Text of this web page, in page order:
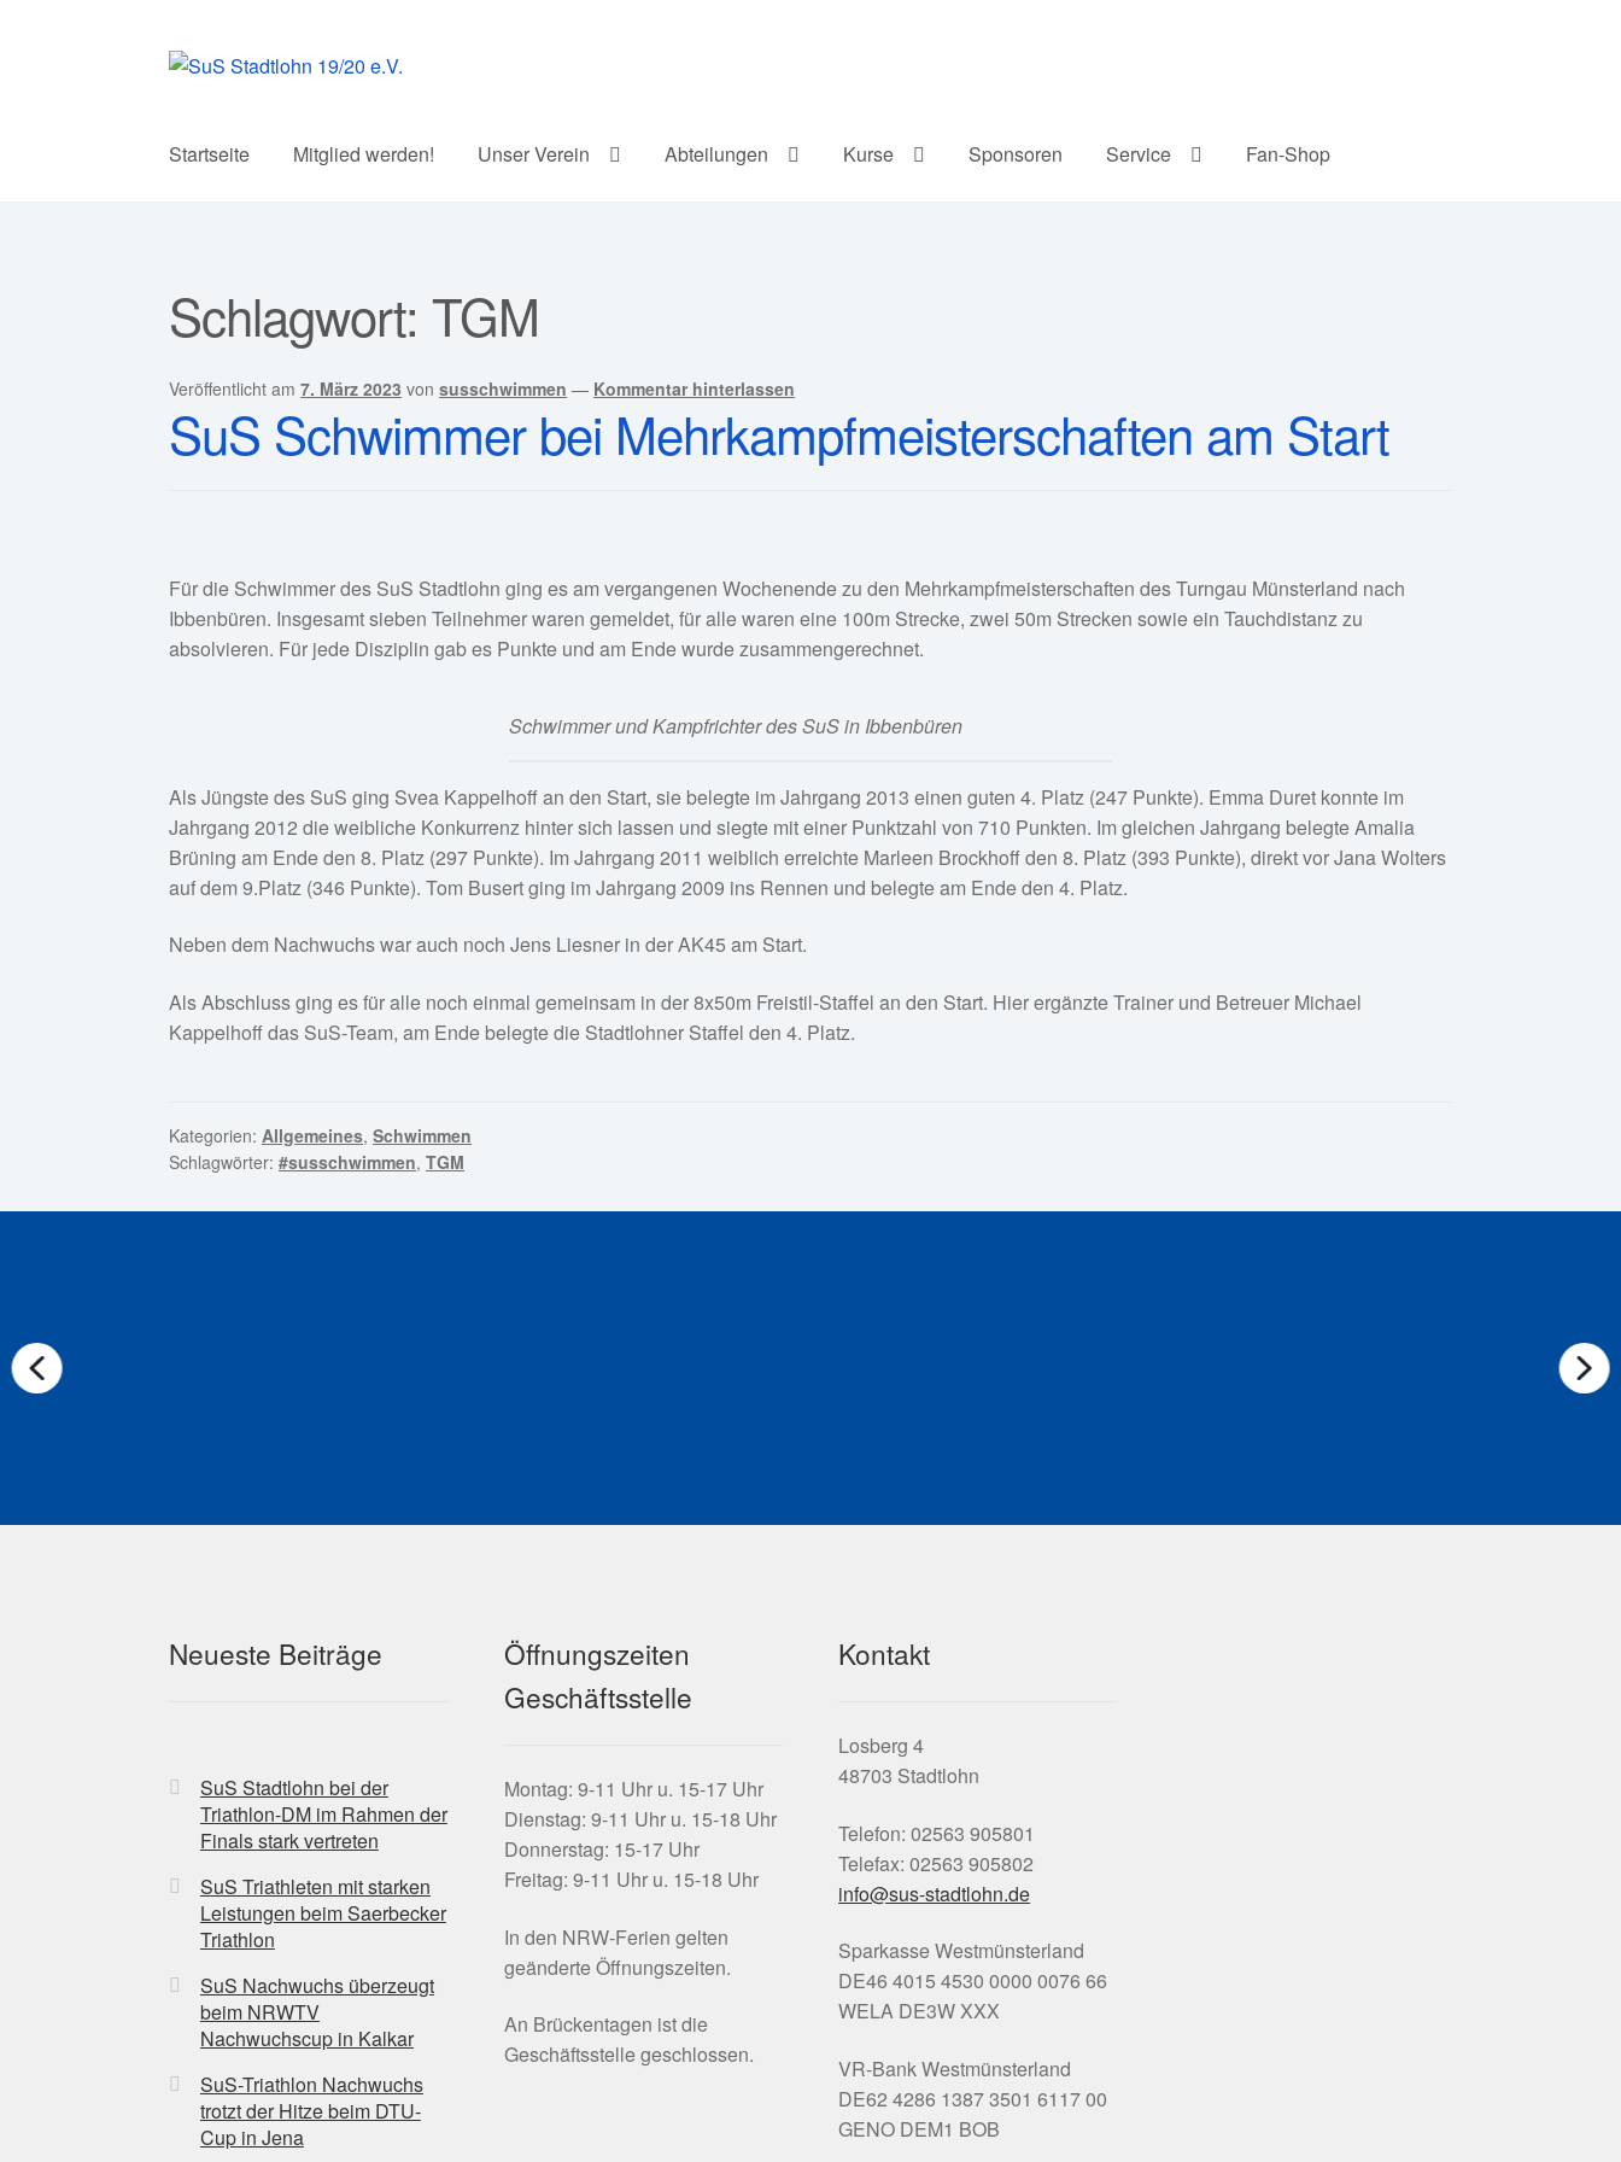
Zur
Zum
Startseite
Mitglied werden! Unser Verein Abteilungen Kurse Sponsoren Service Fan-Shop
Schlagwort: TGM
Veröffentlicht am7. März 2023 vonsusschwimmen — Kommentar hinterlassen
SuS Schwimmer bei Mehrkampfmeisterschaften am Start
Für die Schwimmer des SuS Stadtlohn ging es am vergangenen Wochenende zu den Mehrkampfmeisterschaften des Turngau Münsterland nach
Ibbenbüren. Insgesamt sieben Teilnehmer waren gemeldet, für alle waren eine 100m Strecke, zwei 50m Strecken sowie ein Tauchdistanz zu
absolvieren. Für jede Disziplin gab es Punkte und am Ende wurde zusammengerechnet.
Schwimmer und Kampfrichter des SuS in Ibbenbüren
Als Jüngste des SuS ging Svea Kappelhoff an den Start, sie belegte im Jahrgang 2013 einen guten 4. Platz (247 Punkte). Emma Duret konnte im
Jahrgang 2012 die weibliche Konkurrenz hinter sich lassen und siegte mit einer Punktzahl von 710 Punkten. Im gleichen Jahrgang belegte Amalia
Brüning am Ende den 8. Platz (297 Punkte). Im Jahrgang 2011 weiblich erreichte Marleen Brockhoff den 8. Platz (393 Punkte), direkt vor Jana Wolters
auf dem 9.Platz (346 Punkte). Tom Busert ging im Jahrgang 2009 ins Rennen und belegte am Ende den 4. Platz.
Neben dem Nachwuchs war auch noch Jens Liesner in der AK45 am Start.
Als Abschluss ging es für alle noch einmal gemeinsam in der 8x50m Freistil-Staffel an den Start. Hier ergänzte Trainer und Betreuer Michael
Kappelhoff das SuS-Team, am Ende belegte die Stadtlohner Staffel den 4. Platz.
Kategorien:Allgemeines,Schwimmen
Schlagwörter:#susschwimmen,TGM
Neueste Beiträge
SuS Stadtlohn bei der
Triathlon-DM im Rahmen der
Finals stark vertreten
SuS Triathleten mit starken
Leistungen beim Saerbecker
Triathlon
SuS Nachwuchs überzeugt
beim NRWTV
Nachwuchscup in Kalkar
SuS-Triathlon Nachwuchs
trotzt der Hitze beim DTU-
Cup in Jena
Öffnungszeiten
Geschäftsstelle
Montag: 9-11 Uhr u. 15-17 Uhr
Dienstag: 9-11 Uhr u. 15-18 Uhr
Donnerstag: 15-17 Uhr
Freitag: 9-11 Uhr u. 15-18 Uhr
In den NRW-Ferien gelten
geänderte Öffnungszeiten.
An Brückentagen ist die
Geschäftsstelle geschlossen.
Kontakt
Losberg 4
48703 Stadtlohn
Telefon: 02563 905801
Telefax: 02563 905802
info@sus-stadtlohn.de
Sparkasse Westmünsterland
DE46 4015 4530 0000 0076 66
WELA DE3W XXX
VR-Bank Westmünsterland
DE62 4286 1387 3501 6117 00
GENO DEM1 BOB